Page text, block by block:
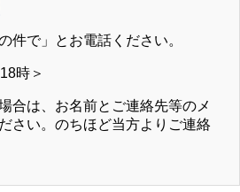
件で」とお電話ください。
時＞
合は、お名前とご連絡先等のメ
さい。のちほど当方よりご連絡